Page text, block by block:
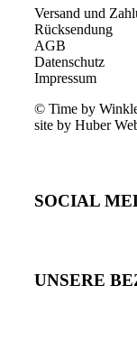
Versand und
Rücksendung
AGB
Datenschutz
Impressum
© Time by
site by Huber
SOCIAL
UNSERE